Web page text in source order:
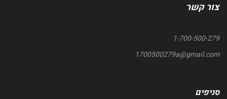
צור קשר
1-700-500-279
1700500279a@gmail.com
סניפים